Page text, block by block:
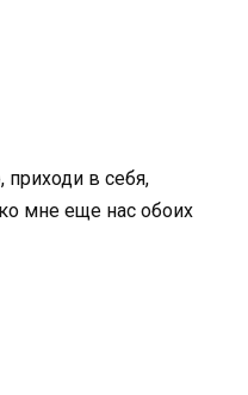
приходи в себя,
мне еще нас обоих